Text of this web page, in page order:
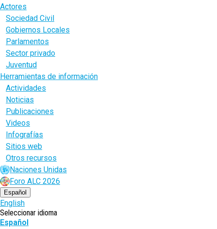
Actores
Sociedad Civil
Gobiernos Locales
Parlamentos
Sector privado
Juventud
Herramientas de información
Actividades
Noticias
Publicaciones
Videos
Infografías
Sitios web
Otros recursos
Naciones Unidas
Foro ALC 2026
Español
English
Seleccionar idioma
Español